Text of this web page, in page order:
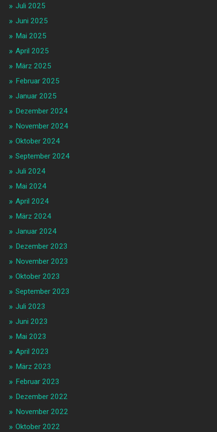
Juli 2025
Juni 2025
Mai 2025
April 2025
März 2025
Februar 2025
Januar 2025
Dezember 2024
November 2024
Oktober 2024
September 2024
Juli 2024
Mai 2024
April 2024
März 2024
Januar 2024
Dezember 2023
November 2023
Oktober 2023
September 2023
Juli 2023
Juni 2023
Mai 2023
April 2023
März 2023
Februar 2023
Dezember 2022
November 2022
Oktober 2022